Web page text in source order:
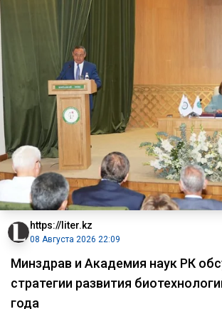
https://liter.kz
08 Августа 2026 22:09
Минздрав и Академия наук РК
стратегии развития
года